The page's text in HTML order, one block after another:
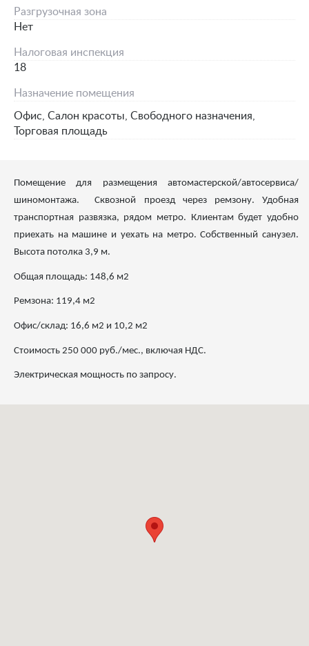
Разгрузочная зона
Нет
Налоговая инспекция
18
Назначение помещения
Офис, Салон красоты, Свободного назначения,
Торговая площадь
Помещение для размещения автомастерской/автосервиса/
шиномонтажа. Сквозной проезд через ремзону. Удобная
транспортная развязка, рядом метро. Клиентам будет удобно
приехать на машине и уехать на метро. Собственный санузел.
Высота потолка 3,9 м.
Общая площадь: 148,6 м2
Ремзона: 119,4 м2
Офис/склад: 16,6 м2 и 10,2 м2
Стоимость 250 000 руб./мес., включая НДС.
Электрическая мощность по запросу.